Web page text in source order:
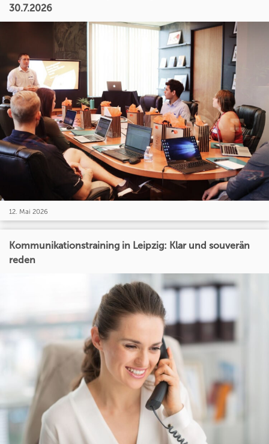
30.7.2026
12. Mai 2026
Kommunikationstraining in Leipzig: Klar und souverän
reden